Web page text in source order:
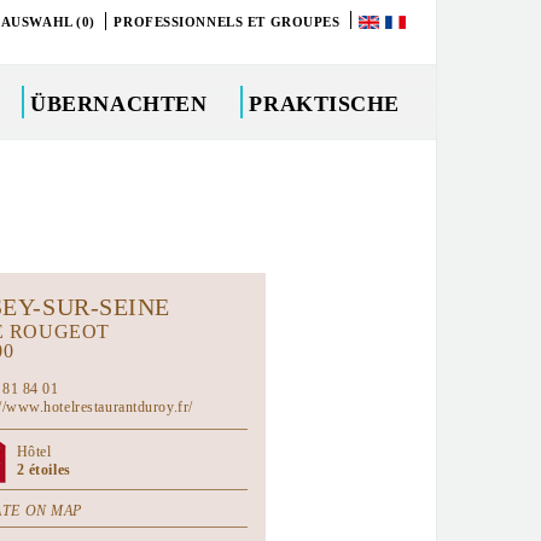
(0) PROFESSIONNELS ET GROUPES
ÜBERNACHTEN PRAKTISCHE
SUR-SEINE
ROUGEOT
84 01
www.hotelrestaurantduroy.fr/
Hôtel
2 étoiles
ON MAP